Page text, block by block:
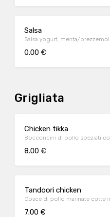
Salsa
Salsa yogurt, menta/
0.00 €
Grigliata
Chicken tikka
Bocconcini di pollo speziati
8.00 €
Tandoori chicken
Cosce di pollo marinate cotte
7.00 €